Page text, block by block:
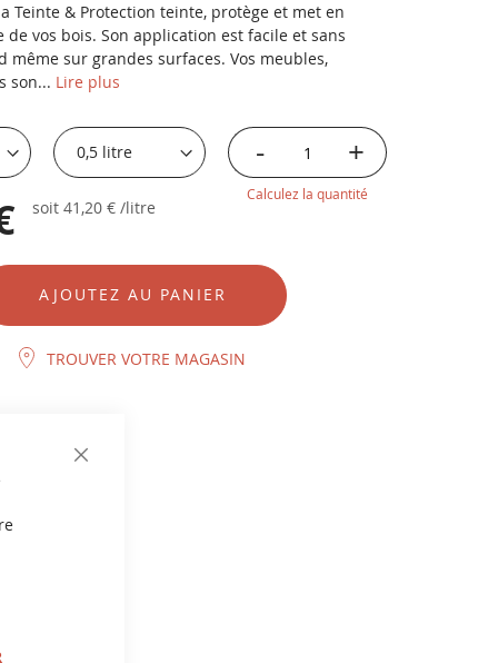
CLOSE
Teinte & Protection teinte, protège et met en
de vos bois. Son application est facile et sans
même sur grandes surfaces. Vos meubles,
son... Lire plus
- +
Calculez la quantité
soit41,20 € /litre
AJOUTEZ AU PANIER
TROUVER VOTRE MAGASIN